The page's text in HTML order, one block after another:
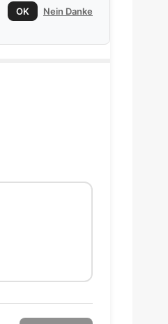
OK Nein Danke